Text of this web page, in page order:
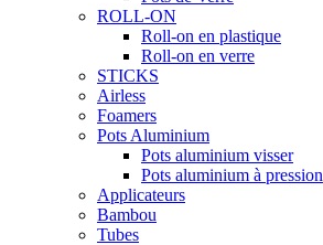
ROLL-ON
Roll-on en plastique
Roll-on en verre
STICKS
Airless
Foamers
Pots Aluminium
Pots aluminium visser
Pots aluminium à pression
Applicateurs
Bambou
Tubes